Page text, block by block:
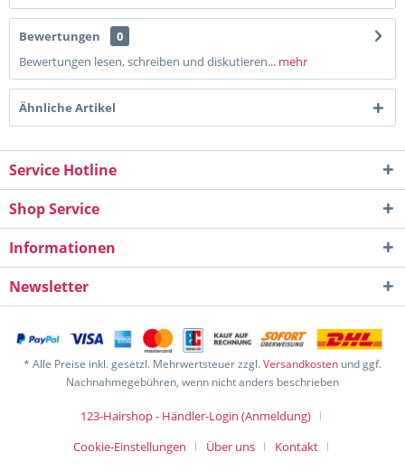
Bewertungen
0
Bewertungen lesen, schreiben und diskutieren... mehr
Ähnliche Artikel
Service Hotline
Shop Service
Informationen
Newsletter
* Alle Preise inkl. gesetzl. Mehrwertsteuer zzgl.Versandkosten und ggf.
Nachnahmegebühren, wenn nicht anders beschrieben
123-Hairshop - Händler-Login (Anmeldung)
Cookie-Einstellungen
Über uns
Kontakt